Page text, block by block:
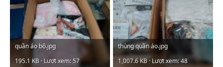
quần áo bộ.jpg
195.1 KB · Lượt xem: 57
thùng quần áo.jpg
1,007.6 KB · Lượt xem: 48